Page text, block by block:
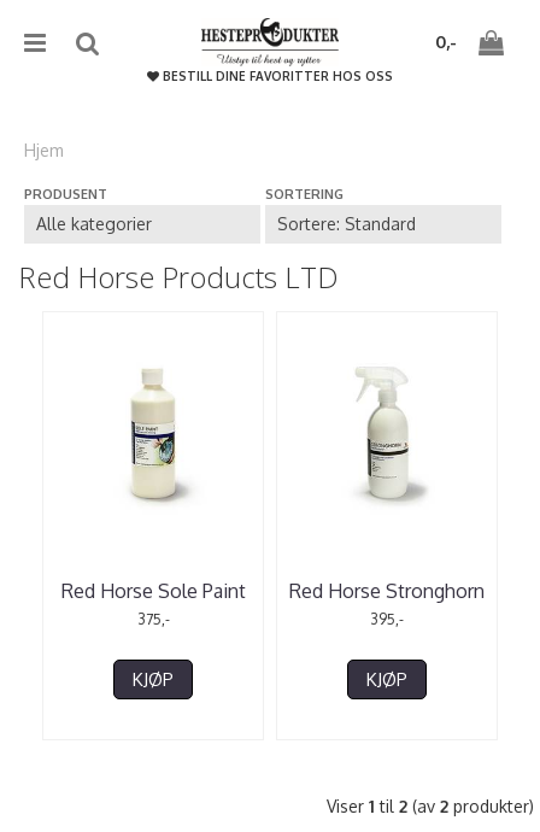
{/literal}����������
0,-
BESTILL DINE FAVORITTER HOS OSS
Hjem
PRODUSENT SORTERING
Red Horse Products LTD
Red Horse Sole Paint
375,-
KJØP
Red Horse Stronghorn
395,-
KJØP
Viser 1 til 2 (av 2 produkter)